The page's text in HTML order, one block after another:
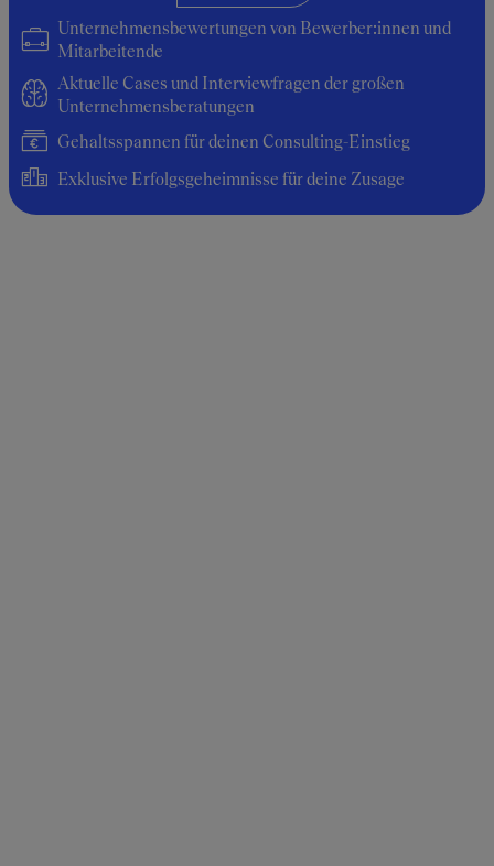
Unternehmensbewertungen von Bewerber:innen und
Mitarbeitende
Aktuelle Cases und Interviewfragen der großen
Unternehmensberatungen
Gehaltsspannen für deinen Consulting-Einstieg
Exklusive Erfolgsgeheimnisse für deine Zusage